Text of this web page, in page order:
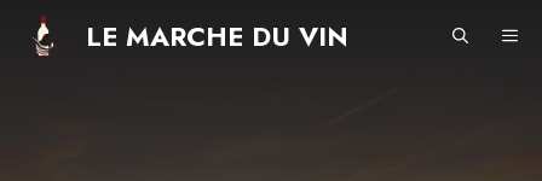
Aller
LE MARCHE DU VIN